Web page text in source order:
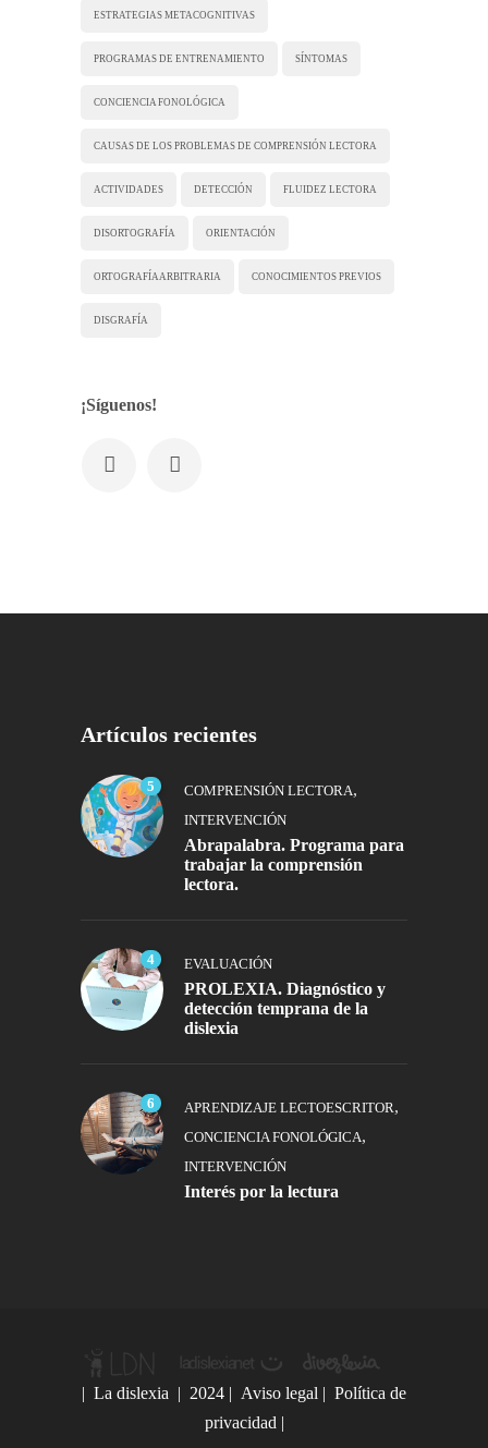
ESTRATEGIAS METACOGNITIVAS
PROGRAMAS DE ENTRENAMIENTO SÍNTOMAS
CONCIENCIA FONOLÓGICA
CAUSAS DE LOS PROBLEMAS DE COMPRENSIÓN LECTORA
ACTIVIDADES DETECCIÓN FLUIDEZ LECTORA
DISORTOGRAFÍA ORIENTACIÓN
ORTOGRAFÍA ARBITRARIA CONOCIMIENTOS PREVIOS
DISGRAFÍA
¡Síguenos!
Artículos recientes
5 COMPRENSIÓN LECTORA,
INTERVENCIÓN
Abrapalabra. Programa para
trabajar la comprensión
lectora.
4 EVALUACIÓN
PROLEXIA. Diagnóstico y
detección temprana de la
dislexia
6 APRENDIZAJE LECTOESCRITOR,
CONCIENCIA FONOLÓGICA,
INTERVENCIÓN
Interés por la lectura
| La dislexia | 2024 | Aviso legal | Política de
privacidad |